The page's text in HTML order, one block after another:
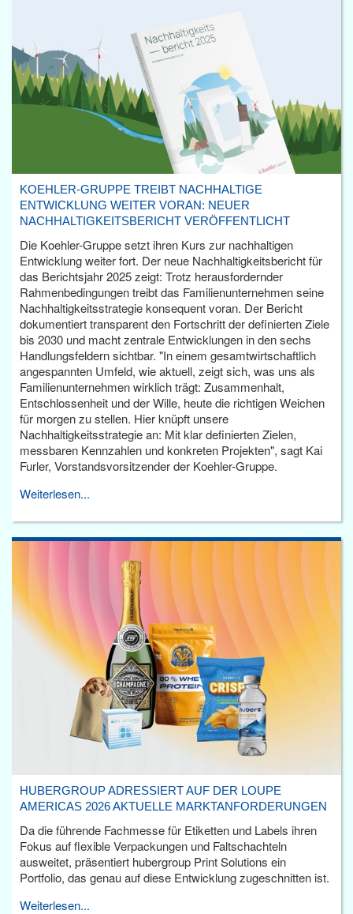
KOEHLER-GRUPPE TREIBT NACHHALTIGE
ENTWICKLUNG WEITER VORAN: NEUER
NACHHALTIGKEITSBERICHT VERÖFFENTLICHT
Die Koehler-Gruppe setzt ihren Kurs zur nachhaltigen
Entwicklung weiter fort. Der neue Nachhaltigkeitsbericht für
das Berichtsjahr 2025 zeigt: Trotz herausfordernder
Rahmenbedingungen treibt das Familienunternehmen seine
Nachhaltigkeitsstrategie konsequent voran. Der Bericht
dokumentiert transparent den Fortschritt der definierten Ziele
bis 2030 und macht zentrale Entwicklungen in den sechs
Handlungsfeldern sichtbar. "In einem gesamtwirtschaftlich
angespannten Umfeld, wie aktuell, zeigt sich, was uns als
Familienunternehmen wirklich trägt: Zusammenhalt,
Entschlossenheit und der Wille, heute die richtigen Weichen
für morgen zu stellen. Hier knüpft unsere
Nachhaltigkeitsstrategie an: Mit klar definierten Zielen,
messbaren Kennzahlen und konkreten Projekten", sagt Kai
Furler, Vorstandsvorsitzender der Koehler-Gruppe.
Weiterlesen...
HUBERGROUP ADRESSIERT AUF DER LOUPE
AMERICAS 2026 AKTUELLE MARKTANFORDERUNGEN
Da die führende Fachmesse für Etiketten und Labels ihren
Fokus auf flexible Verpackungen und Faltschachteln
ausweitet, präsentiert hubergroup Print Solutions ein
Portfolio, das genau auf diese Entwicklung zugeschnitten ist.
Weiterlesen...